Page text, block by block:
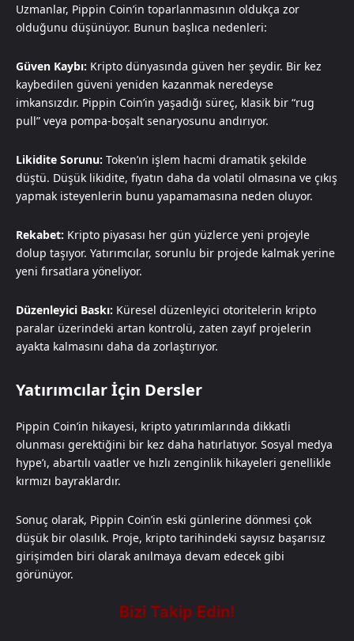
Uzmanlar, Pippin Coin’in toparlanmasının oldukça zor
olduğunu düşünüyor. Bunun başlıca nedenleri:
Güven Kaybı: Kripto dünyasında güven her şeydir. Bir kez
kaybedilen güveni yeniden kazanmak neredeyse
imkansızdır. Pippin Coin’in yaşadığı süreç, klasik bir “rug
pull” veya pompa-boşalt senaryosunu andırıyor.
Likidite Sorunu: Token’ın işlem hacmi dramatik şekilde
düştü. Düşük likidite, fiyatın daha da volatil olmasına ve çıkış
yapmak isteyenlerin bunu yapamamasına neden oluyor.
Rekabet: Kripto piyasası her gün yüzlerce yeni projeyle
dolup taşıyor. Yatırımcılar, sorunlu bir projede kalmak yerine
yeni fırsatlara yöneliyor.
Düzenleyici Baskı: Küresel düzenleyici otoritelerin kripto
paralar üzerindeki artan kontrolü, zaten zayıf projelerin
ayakta kalmasını daha da zorlaştırıyor.
Yatırımcılar İçin Dersler
Pippin Coin’in hikayesi, kripto yatırımlarında dikkatli
olunması gerektiğini bir kez daha hatırlatıyor. Sosyal medya
hype’ı, abartılı vaatler ve hızlı zenginlik hikayeleri genellikle
kırmızı bayraklardır.
Sonuç olarak, Pippin Coin’in eski günlerine dönmesi çok
düşük bir olasılık. Proje, kripto tarihindeki sayısız başarısız
girişimden biri olarak anılmaya devam edecek gibi
görünüyor.